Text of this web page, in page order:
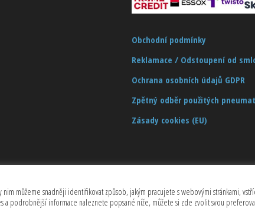
Obchodní podmínky
Reklamace / Odstoupení od
Ochrana osobních údajů GDPR
Zpětný odběr použitých
Zásady cookies (EU)
Copyrights © 2026 CZECHMASTER Servis s.r.o (Všechna práva vyhrazena)
můžeme snadněji identifikovat způsob, jakým pracujete s webovými stránkami,
podrobnější informace naleznete popsané níže, můžete si zde zvolit svou